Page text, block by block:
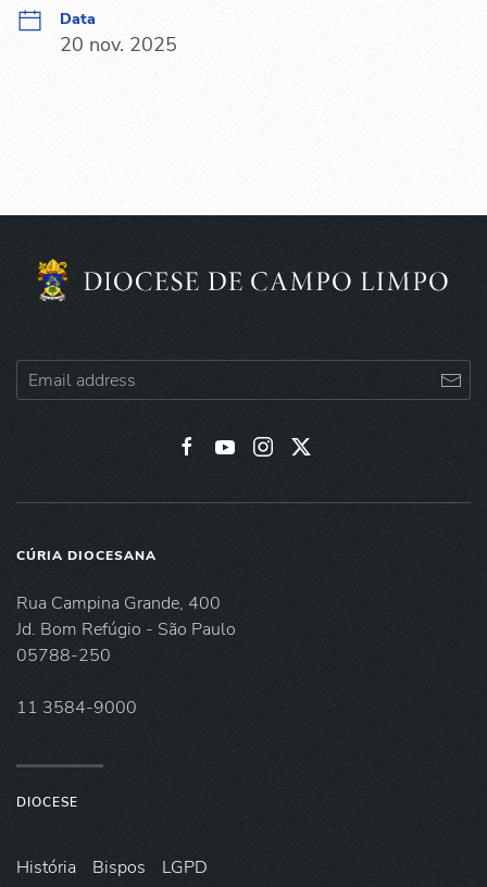
Data
20 nov. 2025
CÚRIA DIOCESANA
Rua Campina Grande, 400
Jd. Bom Refúgio - São Paulo
05788-250
11 3584-9000
DIOCESE
História Bispos LGPD